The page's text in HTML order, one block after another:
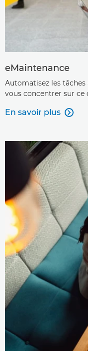
eMaintenance
Automatisez les
vous concentrer sur
En savoir plus 